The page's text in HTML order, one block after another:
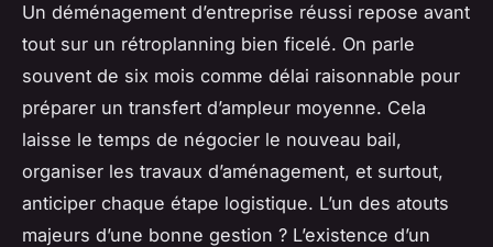
Un déménagement d’entreprise réussi repose avant
tout sur un rétroplanning bien ficelé. On parle
souvent de six mois comme délai raisonnable pour
préparer un transfert d’ampleur moyenne. Cela
laisse le temps de négocier le nouveau bail,
organiser les travaux d’aménagement, et surtout,
anticiper chaque étape logistique. L’un des atouts
majeurs d’une bonne gestion ? L’existence d’un